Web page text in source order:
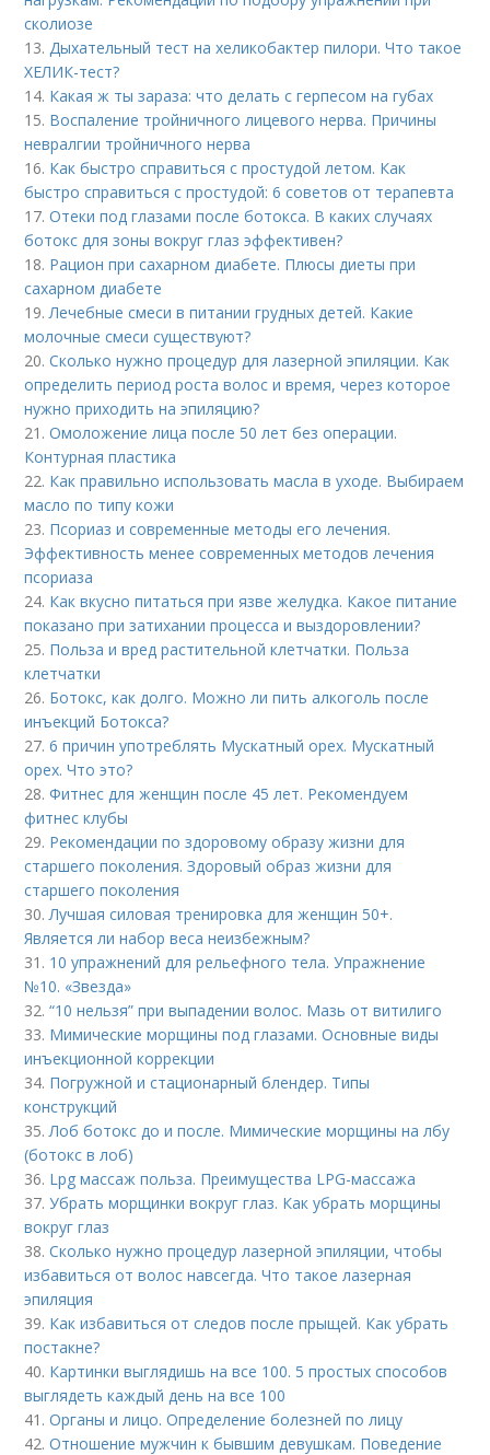
сколиозе
13.Дыхательный тест на хеликобактер пилори. Что такое
ХЕЛИК-тест?
14. Какая ж ты зараза: что делать с герпесом на губах
15. Воспаление тройничного лицевого нерва. Причины
невралгии тройничного нерва
16. Как быстро справиться с простудой летом. Как
быстро справиться с простудой: 6 советов от терапевта
17.Отеки под глазами после ботокса. В каких случаях
ботокс для зоны вокруг глаз эффективен?
18. Рацион при сахарном диабете. Плюсы диеты при
сахарном диабете
19.Лечебные смеси в питании грудных детей. Какие
молочные смеси существуют?
20.Сколько нужно процедур для лазерной эпиляции. Как
определить период роста волос и время, через которое
нужно приходить на эпиляцию?
21.Омоложение лица после 50 лет без операции.
Контурная пластика
22. Как правильно использовать масла в уходе. Выбираем
масло по типу кожи
23. Псориаз и современные методы его лечения.
Эффективность менее современных методов лечения
псориаза
24. Как вкусно питаться при язве желудка. Какое питание
показано при затихании процесса и выздоровлении?
25. Польза и вред растительной клетчатки. Польза
клетчатки
26. Ботокс, как долго. Можно ли пить алкоголь после
инъекций Ботокса?
27.6 причин употреблять Мускатный орех. Мускатный
орех. Что это?
28.Фитнес для женщин после 45 лет. Рекомендуем
фитнес клубы
29. Рекомендации по здоровому образу жизни для
старшего поколения. Здоровый образ жизни для
старшего поколения
30.Лучшая силовая тренировка для женщин 50+.
Является ли набор веса неизбежным?
31. 10 упражнений для рельефного тела. Упражнение
№10. «Звезда»
32.“10 нельзя” при выпадении волос. Мазь от витилиго
33. Мимические морщины под глазами. Основные виды
инъекционной коррекции
34. Погружной и стационарный блендер. Типы
конструкций
35.Лоб ботокс до и после. Мимические морщины на лбу
(ботокс в лоб)
36. Lpg массаж польза. Преимущества LPG-массажа
37.Убрать морщинки вокруг глаз. Как убрать морщины
вокруг глаз
38.Сколько нужно процедур лазерной эпиляции, чтобы
избавиться от волос навсегда. Что такое лазерная
эпиляция
39. Как избавиться от следов после прыщей. Как убрать
постакне?
40. Картинки выглядишь на все 100. 5 простых способов
выглядеть каждый день на все 100
41.Органы и лицо. Определение болезней по лицу
42.Отношение мужчин к бывшим девушкам. Поведение